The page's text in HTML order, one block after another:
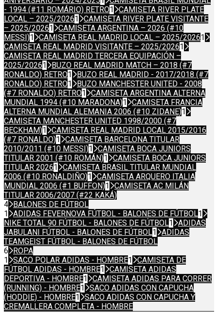
- 1994 (#11 ROMÁRIO) RETRO1
CAMISETA RIVER PLATE
LOCAL – 2025/20261
CAMISETA RIVER PLATE VISITANTE
– 2025/20261
CAMISETA ARGENTINA – 2026 (#10
MESSI)1 CAMISETA REAL MADRID LOCAL – 2025/20261
CAMISETA REAL MADRID VISITANTE – 2025/20261
CAMISETA REAL MADRID TERCERA EQUIPACIÓN –
2025/20261
BUZO REAL MADRID MATCH – 2018 (#7
RONALDO) RETRO1
BUZO REAL MADRID - 2017/2018 (#7
RONALDO) RETRO1
BUZO MANCHESTER UNITED - 2008
(#7 RONALDO) RETRO1
CAMISETA ARGENTINA ALTERNA
MUNDIAL 1994 (#10 MARADONA)1
CAMISETA FRANCIA
ALTERNA MUNDIAL ALEMANIA 2006 (#10 ZIDANE)1
CAMISETA MANCHESTER UNITED 1998/2000 (#7
BECKHAM)1
CAMISETA REAL MADRID LOCAL 2015/2016
(#7 RONALDO)1
CAMISETA BARCELONA TITULAR
2010/2011 (#10 MESSI)1
CAMISETA BOCA JUNIORS
TITULAR 2001 (#10 ROMÁN)1
CAMISETA BOCA JUNIORS
TITULAR 20261
CAMISETA BRASIL TITULAR MUNDIAL
2006 (#10 RONALDIÑO)1
CAMISETA ARQUERO ITALIA
MUNDIAL 2006 (#1 BUFFON)1
CAMISETA AC MILÁN
TITULAR 2006/2007 (#22 KAKÁ)
4
BALONES DE FÚTBOL
1
ADIDAS FEVERNOVA FÚTBOL - BALONES DE FÚTBOL1
NIKE TOTAL 90 FÚTBOL - BALONES DE FÚTBOL1
ADIDAS
JABULANI FÚTBOL - BALONES DE FÚTBOL1
ADIDAS
TEAMGEIST FÚTBOL - BALONES DE FÚTBOL
6
ROPA
1
SACO POLAR ADIDAS - HOMBRE1
CAMISETA DE
FÚTBOL ADIDAS - HOMBRE1
CAMISETA ADIDAS
DEPORTIVA - HOMBRE1
CAMISETA ADIDAS PARA CORRER
(RUNNING) - HOMBRE1
SACO ADIDAS CON CAPUCHA
(HODDIE) - HOMBRE1
SACO ADIDAS CON CAPUCHA Y
CREMALLERA COMPLETA - HOMBRE